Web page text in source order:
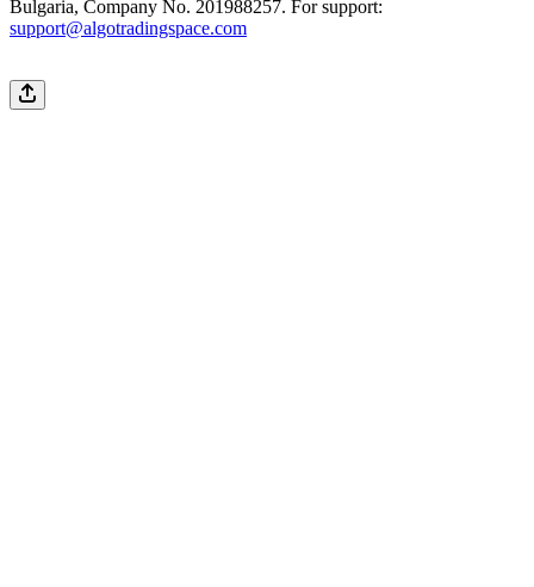
Bulgaria, Company No. 201988257. For support:
support@algotradingspace.com